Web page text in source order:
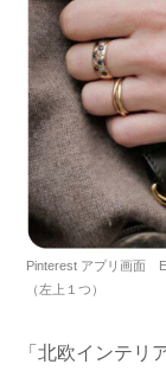
Pinterest アプリ画面
（左上１つ）
「北欧インテリ